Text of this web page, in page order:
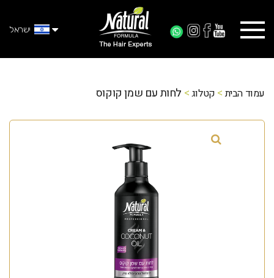
ישראל
עמוד הבית> קטלוג> לחות עם שמן קוקוס